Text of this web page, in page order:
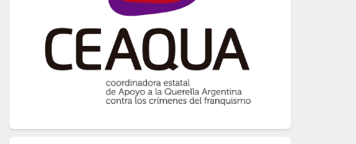
Justicia Universal
Derechos Humanos
(522)
Nacionalcatolicismo
(514)